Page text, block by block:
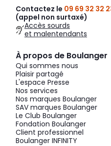
Contactez le 09 69 32 32
(appel non surtaxé)
Accès sourds
et malentendants
À propos de Boulanger
Qui sommes nous
Plaisir partagé
L'espace Presse
Nos services
Nos marques Boulanger
SAV marques Boulanger
Le Club Boulanger
Fondation Boulanger
Client professionnel
Boulanger INFINITY